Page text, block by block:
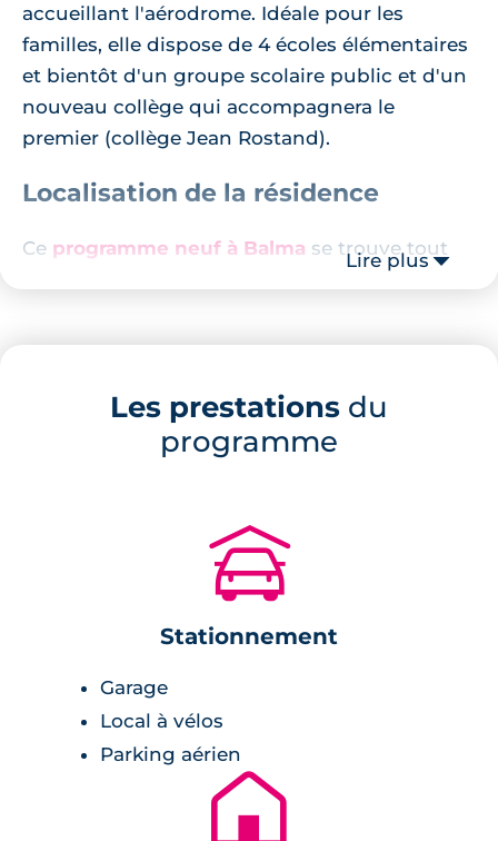
accueillant l'aérodrome. Idéale pour les
familles, elle dispose de 4 écoles élémentaires
et bientôt d'un groupe scolaire public et d'un
nouveau collège qui accompagnera le
premier (collège Jean Rostand).
Localisation de la résidence
Ce programme neuf à Balma se trouve tout
près des commerces et du bassin d'emploi
station de métro permettant de rejoindre
à la rocade, elle est accessible en 5 minutes.
Description de la résidence
17 appartements neufs dont 8 T2, 6 T3 dont
2 villas de 5 pièces en duplex.
Les appartements proposent de belles
prestations avec une cuisine équipée (excepté
pour les T4), une salle de bains aménagée, des
placards, un chauffage individuel au gaz.
Certains disposent d'une terrasse en bois
Lire plus
Les prestations du
programme
🚗
Stationnement
Garage
Local à vélos
Parking aérien
🏚